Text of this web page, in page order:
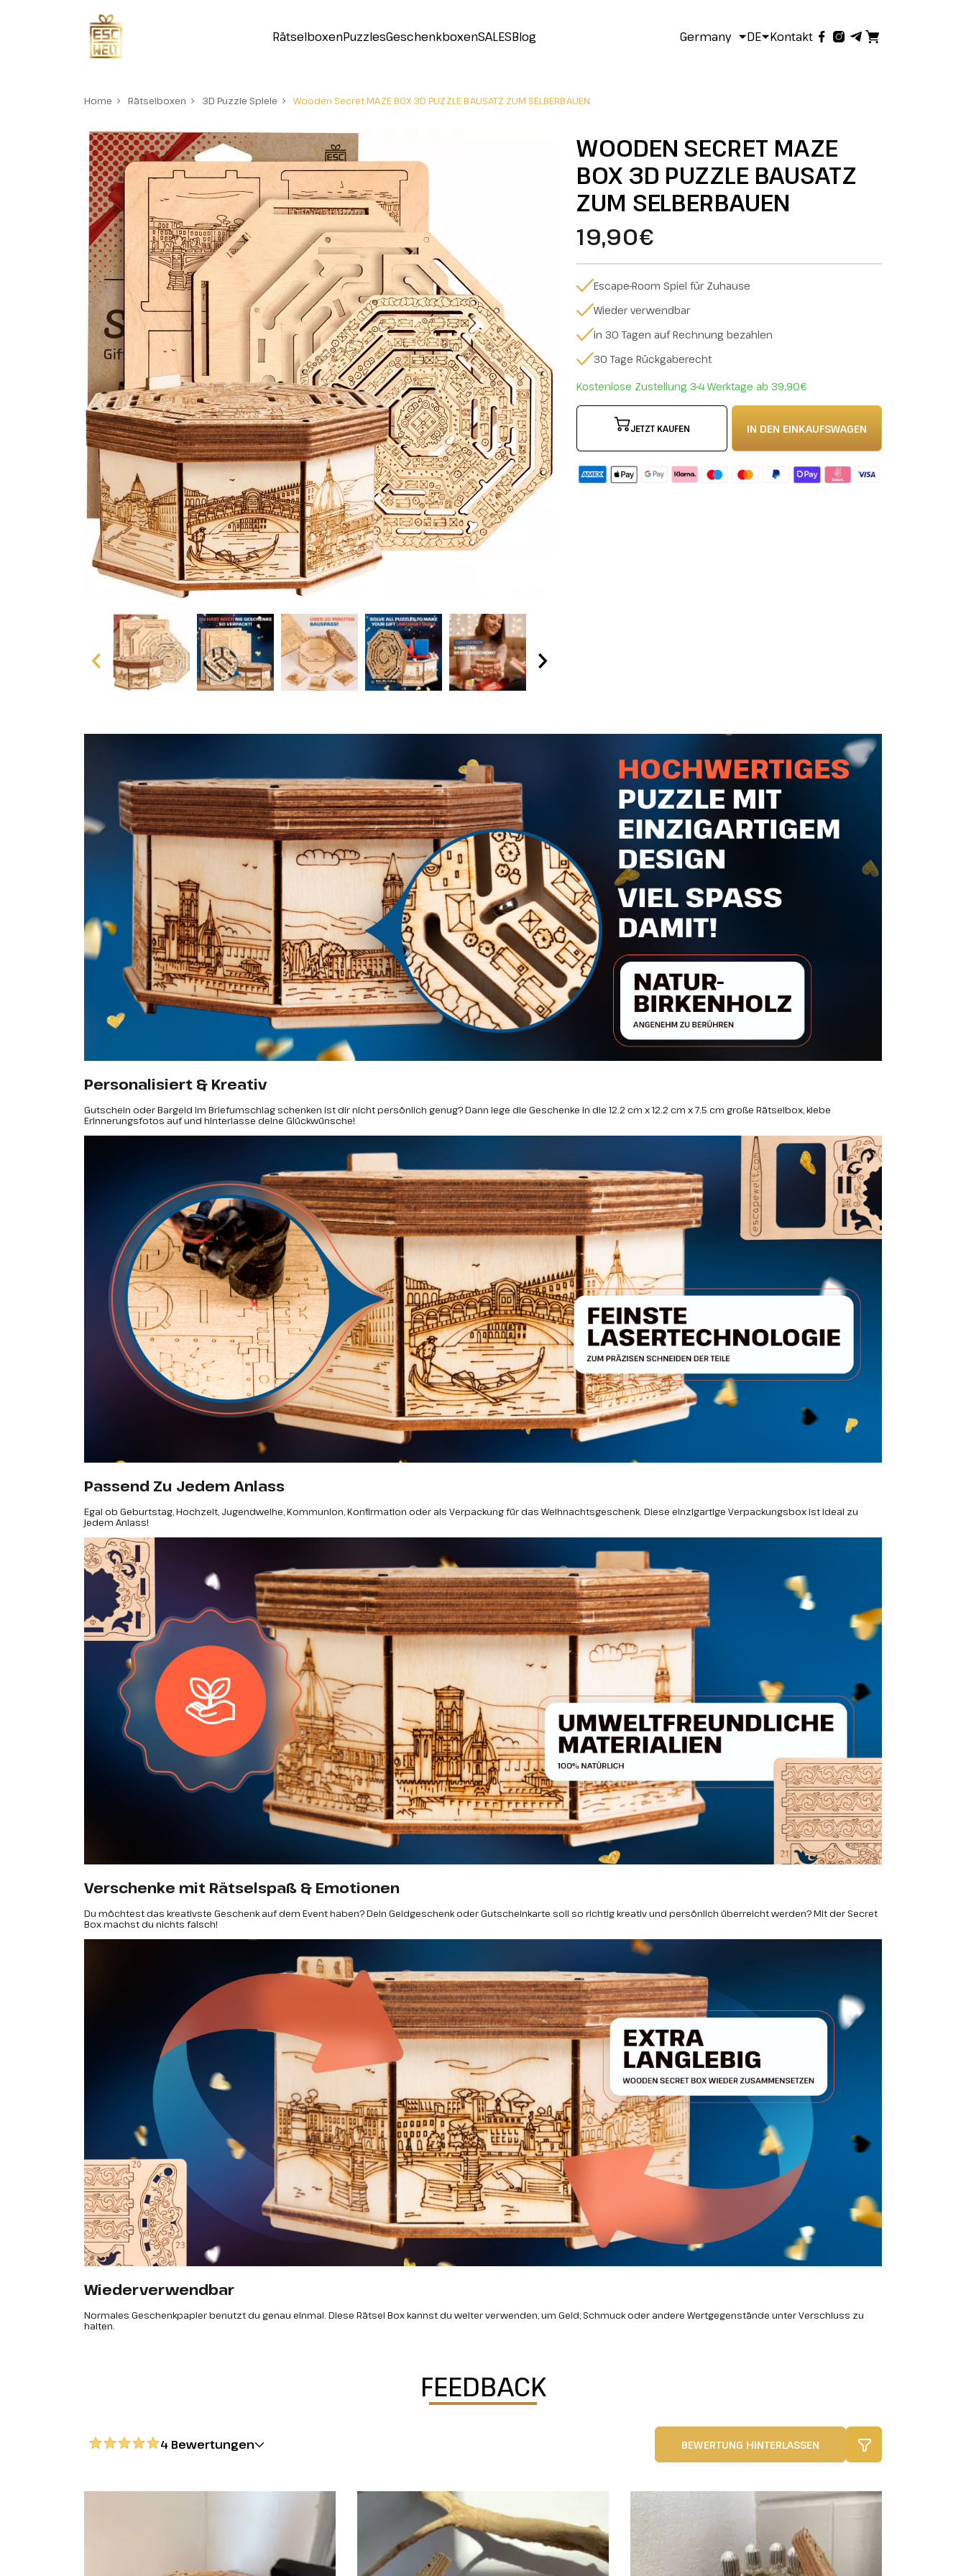
RätselboxenPuzzlesGeschenkboxenSALESBlog Germany DE Kontakt
Home Rätselboxen 3D Puzzle Spiele Wooden Secret MAZE BOX 3D PUZZLE BAUSATZ ZUM SELBERBAUEN
WOODEN SECRET MAZE
BOX 3D PUZZLE BAUSATZ
ZUM SELBERBAUEN
19,90€
Escape-Room Spiel für Zuhause
Wieder verwendbar
in 30 Tagen auf Rechnung bezahlen
30 Tage Rückgaberecht
Kostenlose Zustellung 3-4 Werktage ab 39,90€
JETZT KAUFEN IN DEN EINKAUFSWAGEN
Personalisiert & Kreativ
Gutschein oder Bargeld im Briefumschlag schenken ist dir nicht persönlich genug? Dann lege die Geschenke in die 12.2 cm x 12.2 cm x 7.5 cm große Rätselbox, klebe
Erinnerungsfotos auf und hinterlasse deine Glückwünsche!
Passend Zu Jedem Anlass
Egal ob Geburtstag, Hochzeit, Jugendweihe, Kommunion, Konfirmation oder als Verpackung für das Weihnachtsgeschenk. Diese einzigartige Verpackungsbox ist ideal zu
jedem Anlass!
Verschenke mit Rätselspaß & Emotionen
Du möchtest das kreativste Geschenk auf dem Event haben? Dein Geldgeschenk oder Gutscheinkarte soll so richtig kreativ und persönlich überreicht werden? Mit der Secret
Box machst du nichts falsch!
Wiederverwendbar
Normales Geschenkpapier benutzt du genau einmal. Diese Rätsel Box kannst du weiter verwenden, um Geld, Schmuck oder andere Wertgegenstände unter Verschluss zu
halten.
FEEDBACK
4 Bewertungen BEWERTUNG HINTERLASSEN